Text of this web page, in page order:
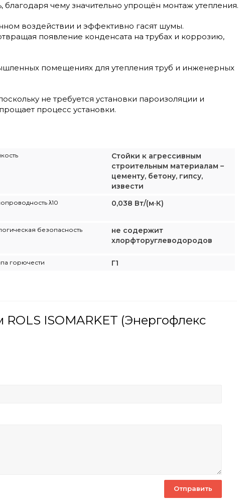
благодаря чему значительно упрощён монтаж утепления.
воздействии и эффективно гасят шумы.
появление конденсата на трубах и коррозию,
помещениях для утепления труб и инженерных
не требуется установки пароизоляции и
процесс установки.
Cтойки к агрессивным
строительным материалам –
цементу, бетону, гипсу,
извести
λ10 0,038 Вт/(м·К)
безопасность
не содержит
хлорфторуглеводородов
горючести Г1
ISOMARKET (Энергофлекс